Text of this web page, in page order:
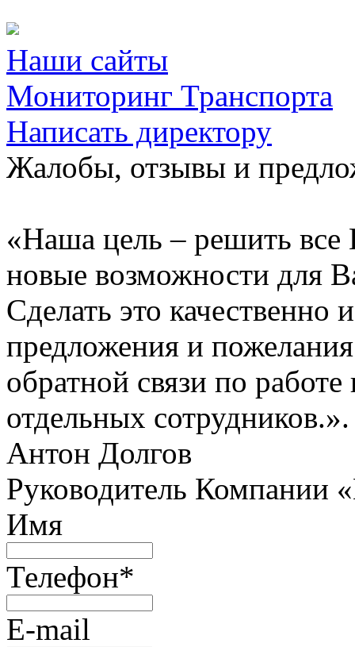
Наши сайты
Мониторинг Транспорта
Написать директору
Жалобы, отзывы и
«Наша цель – решить все
новые возможности для
Сделать это
предложения и
обратной связи по
отдельных сотрудников.».
Антон Долгов
Руководитель Компании
Имя
Телефон*
E-mail